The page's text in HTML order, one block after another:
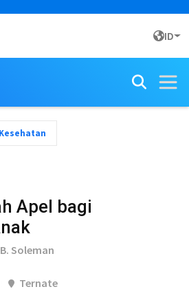
ID
Kesehatan
Apel bagi
Soleman
Ternate